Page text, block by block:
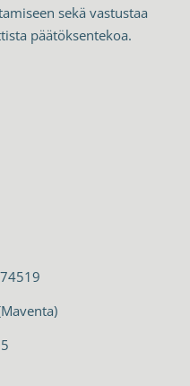
sekä vastustaa
päätöksentekoa.